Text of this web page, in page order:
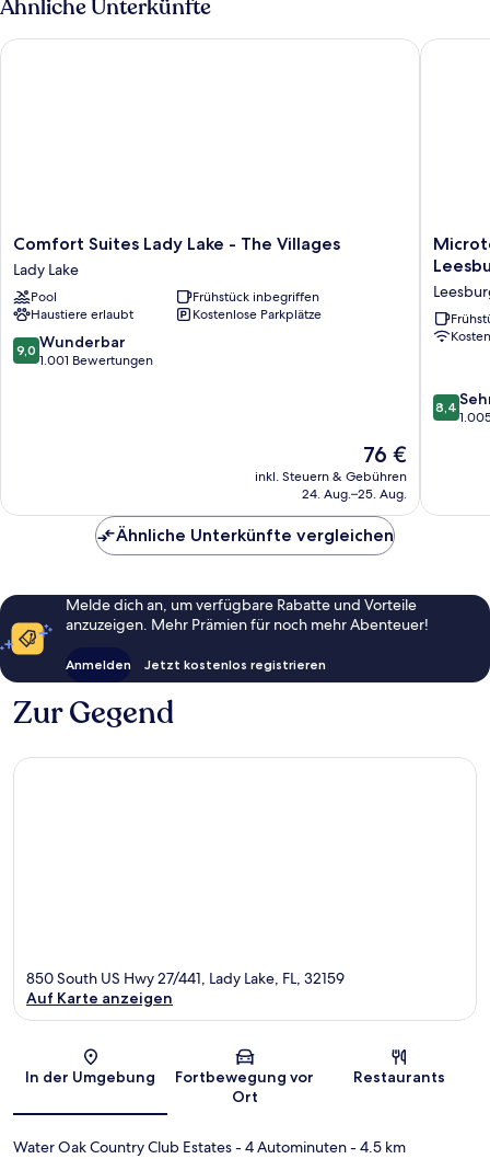
Bett,
Nichtraucher
Ähnliche Unterkünfte
Comfort
Suites
Lady
Lake
-
The
Villages
Comfort Suites Lady Lake - The Villages
Lady Lake
Pool
Frühstück inbegriffen
Haustiere erlaubt
Kostenlose Parkplätze
9.0
von
9,0 Wunderbar
1.001 Bewertungen
Der
Preis
beträgt
76 €
inkl. Steuern & Gebühren
24. Aug.–25. Aug.
Comfort Suites Lady Lake - The Villages
Microtel
Inn
Suites
by
8.4
von
8,4
Microtel
Ähnliche Unterkünfte vergleichen
Melde dich an, um verfügbare Rabatte und Vorteile
anzuzeigen. Mehr Prämien für noch mehr Abenteuer!
Anmelden Jetzt kostenlos registrieren
Zur Gegend
Karte
850 South US Hwy 27/441, Lady Lake, FL, 32159
Auf Karte anzeigen
In der Umgebung
Fortbewegung vor
Ort
Restaurants
Water Oak Country Club Estates- 4 Autominuten- 4.5 km